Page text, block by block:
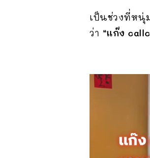
เป็นช่วงที่หนุ่
ว่า “แก๊ง